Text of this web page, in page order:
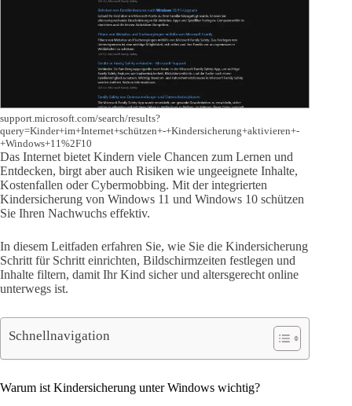
support.microsoft.com/search/results?
query=Kinder+im+Internet+schützen+-+Kindersicherung+aktivieren+-
+Windows+11%2F10
Das Internet bietet Kindern viele Chancen zum Lernen und
Entdecken, birgt aber auch Risiken wie ungeeignete Inhalte,
Kostenfallen oder Cybermobbing. Mit der integrierten
Kindersicherung von Windows 11 und Windows 10 schützen
Sie Ihren Nachwuchs effektiv.
In diesem Leitfaden erfahren Sie, wie Sie die Kindersicherung
Schritt für Schritt einrichten, Bildschirmzeiten festlegen und
Inhalte filtern, damit Ihr Kind sicher und altersgerecht online
unterwegs ist.
Schnellnavigation
Warum ist Kindersicherung unter Windows wichtig?